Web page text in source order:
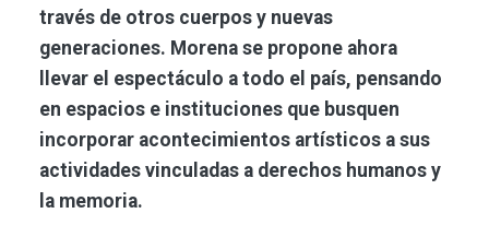
través de otros cuerpos y nuevas
generaciones. Morena se propone ahora
llevar el espectáculo a todo el país, pensando
en espacios e instituciones que busquen
incorporar acontecimientos artísticos a sus
actividades vinculadas a derechos humanos y
la memoria.